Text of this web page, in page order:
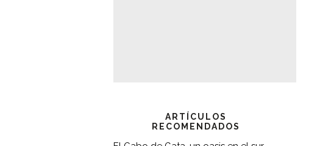
ARTÍCULOS
RECOMENDADOS